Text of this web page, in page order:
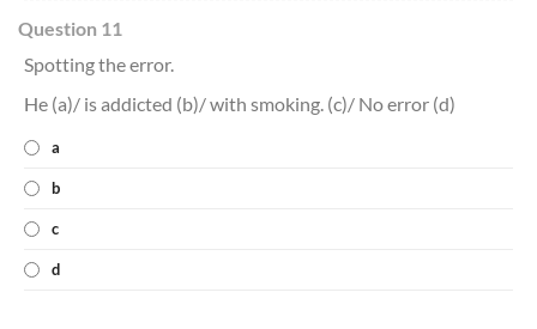
Question 11
Spotting the error.
He (a)/ is addicted (b)/ with smoking. (c)/ No error (d)
a
b
c
d